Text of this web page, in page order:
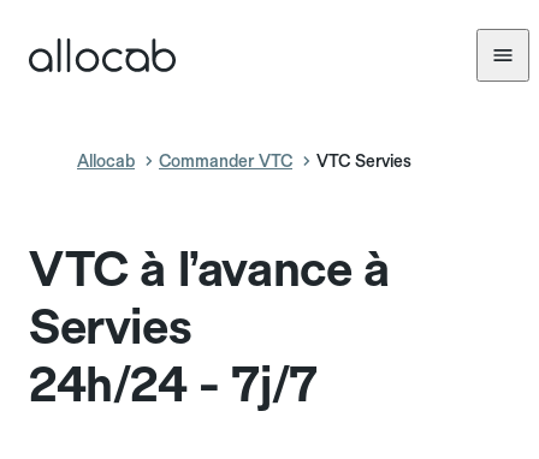
Allocab Commander VTC VTC Servies
VTC à l’avance à
Servies
24h/24 - 7j/7